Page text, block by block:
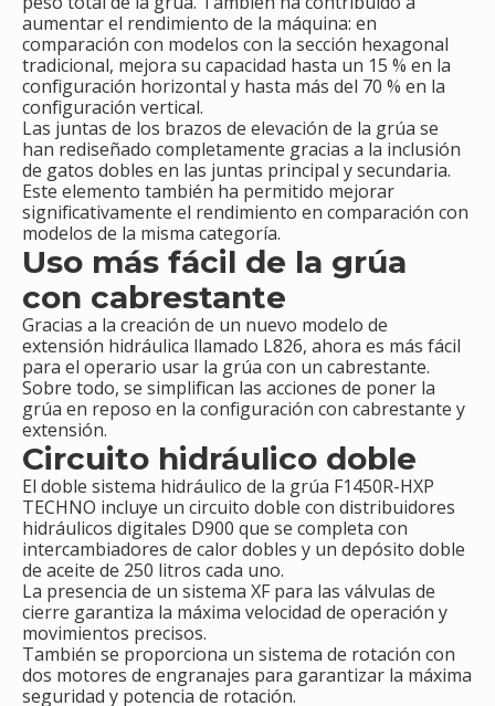
aumentar el rendimiento de la máquina: en
comparación con modelos con la sección hexagonal
tradicional, mejora su capacidad hasta un 15 % en la
configuración horizontal y hasta más del 70 % en la
configuración vertical.
Las juntas de los brazos de elevación de la grúa se
han rediseñado completamente gracias a la inclusión
de gatos dobles en las juntas principal y secundaria.
Este elemento también ha permitido mejorar
significativamente el rendimiento en comparación con
modelos de la misma categoría.
Uso más fácil de la grúa
con cabrestante
Gracias a la creación de un nuevo modelo de
extensión hidráulica llamado L826, ahora es más fácil
para el operario usar la grúa con un cabrestante.
Sobre todo, se simplifican las acciones de poner la
grúa en reposo en la configuración con cabrestante y
extensión.
Circuito hidráulico doble
El doble sistema hidráulico de la grúa F1450R-HXP
TECHNO incluye un circuito doble con distribuidores
hidráulicos digitales D900 que se completa con
intercambiadores de calor dobles y un depósito doble
de aceite de 250 litros cada uno.
La presencia de un sistema XF para las válvulas de
cierre garantiza la máxima velocidad de operación y
movimientos precisos.
También se proporciona un sistema de rotación con
dos motores de engranajes para garantizar la máxima
seguridad y potencia de rotación.